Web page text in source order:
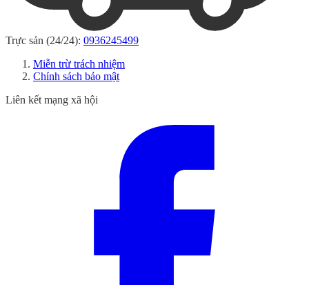
Trực sản (24/24): 0936245499
Miễn trừ trách nhiệm
Chính sách bảo mật
Liên kết mạng xã hội